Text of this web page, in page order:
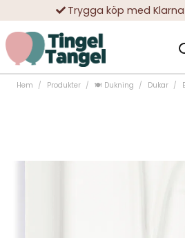
Trygga köp med Klarna
10 000-tals nöjda
Hem Produkter 🍽️ Dukning Dukar